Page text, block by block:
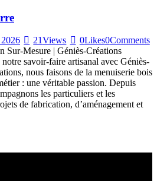
21Views 0Likes0Comments
Sur-Mesure | Géniès-Créations
savoir-faire artisanal avec Géniès-
nous faisons de la menuiserie bois
: une véritable passion. Depuis
les particuliers et les
de fabrication, d’aménagement et